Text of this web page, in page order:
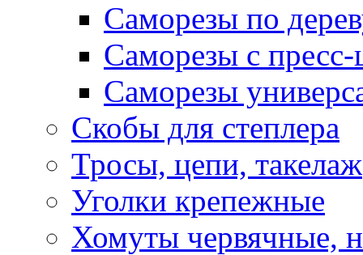
Саморезы по
Саморезы с
Саморезы
Скобы для степлера
Тросы, цепи, такелаж
Уголки крепежные
Хомуты червячные,